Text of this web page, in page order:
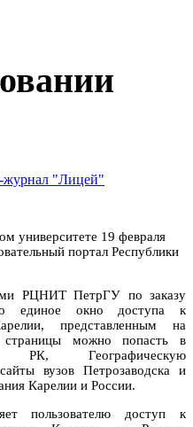
журнал "Лицей"
университете 19 февраля
портал Республики
РЦНИТ ПетрГУ по заказу
единое окно доступа к
представленным на
страницы можно попасть в
РК, Географическую
вузов Петрозаводска и
Карелии и России.
пользователю доступ к